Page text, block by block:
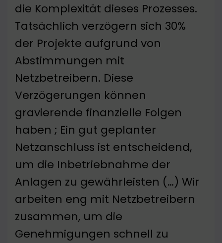
die Komplexität dieses Prozesses.
Tatsächlich verzögern sich 30%
der Projekte aufgrund von
Abstimmungen mit
Netzbetreibern. Diese
Verzögerungen können
gravierende finanzielle Folgen
haben ; Ein gut geplanter
Netzanschluss ist entscheidend,
um die Inbetriebnahme der
Anlagen zu gewährleisten (…) Wir
arbeiten eng mit Netzbetreibern
zusammen, um die
Genehmigungen schnell zu